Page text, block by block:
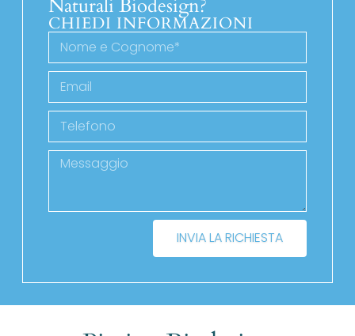
Naturali Biodesign?
CHIEDI INFORMAZIONI
INVIA LA RICHIESTA